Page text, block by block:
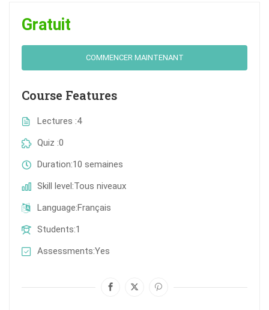
Gratuit
COMMENCER MAINTENANT
Course Features
Lectures 4
Quiz 0
Duration 10 semaines
Skill level Tous niveaux
Language Français
Students 1
Assessments Yes